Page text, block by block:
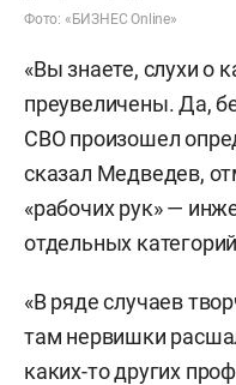
Фото: «БИЗНЕС Online»
«Вы знаете, слухи о
преувеличены. Да,
СВО произошел
сказал Медведев,
«рабочих рук» —
отдельных
«В ряде случаев
там нервишки
каких-то других